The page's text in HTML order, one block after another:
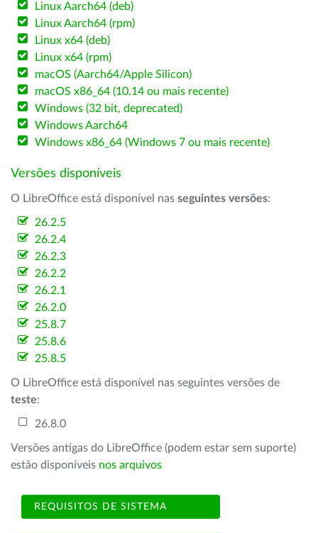
Linux Aarch64 (deb)
Linux Aarch64 (rpm)
Linux x64 (deb)
Linux x64 (rpm)
macOS (Aarch64/Apple Silicon)
macOS x86_64 (10.14 ou mais recente)
Windows (32 bit, deprecated)
Windows Aarch64
Windows x86_64 (Windows 7 ou mais recente)
Versões disponíveis
O LibreOffice está disponível nas seguintes versões:
26.2.5
26.2.4
26.2.3
26.2.2
26.2.1
26.2.0
25.8.7
25.8.6
25.8.5
O LibreOffice está disponível nas seguintes versões de
teste:
26.8.0
Versões antigas do LibreOffice (podem estar sem suporte)
estão disponíveis nos arquivos
REQUISITOS DE SISTEMA